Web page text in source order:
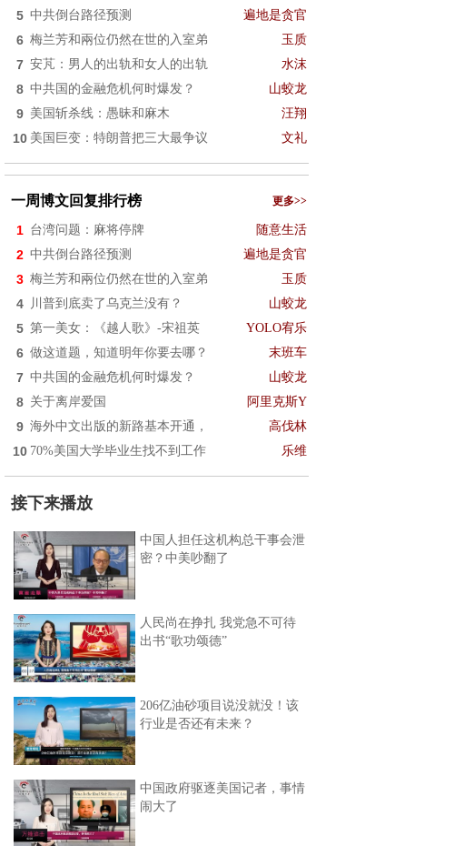
5 中共倒台路径预测 遍地是贪官
6 梅兰芳和兩位仍然在世的入室弟 玉质
7 安芃：男人的出轨和女人的出轨 水沫
8 中共国的金融危机何时爆发？ 山蛟龙
9 美国斩杀线：愚昧和麻木 汪翔
10 美国巨变：特朗普把三大最争议 文礼
一周博文回复排行榜 更多>>
1 台湾问题：麻将停牌 随意生活
2 中共倒台路径预测 遍地是贪官
3 梅兰芳和兩位仍然在世的入室弟 玉质
4 川普到底卖了乌克兰没有？ 山蛟龙
5 第一美女：《越人歌》-宋祖英 YOLO宥乐
6 做这道题，知道明年你要去哪？ 末班车
7 中共国的金融危机何时爆发？ 山蛟龙
8 关于离岸爱国 阿里克斯Y
9 海外中文出版的新路基本开通， 高伐林
10 70%美国大学毕业生找不到工作 乐维
接下来播放
中国人担任这机构总干事会泄
密？中美吵翻了
人民尚在挣扎 我党急不可待
出书“歌功颂德”
206亿油砂项目说没就没！该
行业是否还有未来？
中国政府驱逐美国记者，事情
闹大了